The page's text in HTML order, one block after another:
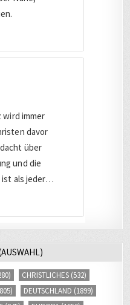
CHRISTLICHES (532)
DEUTSCHLAND (1899)